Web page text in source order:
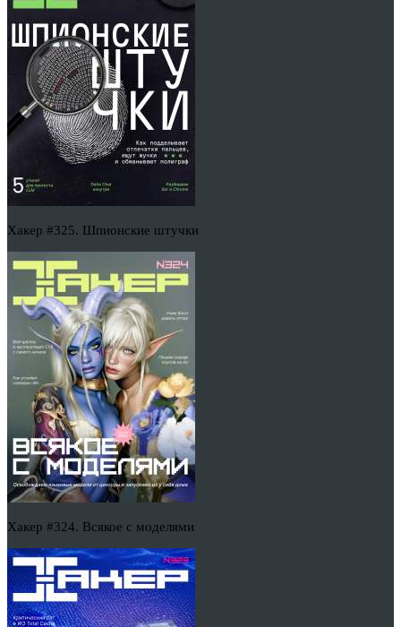
Хакер #325. Шпионские штучки
Хакер #324. Всякое с моделями